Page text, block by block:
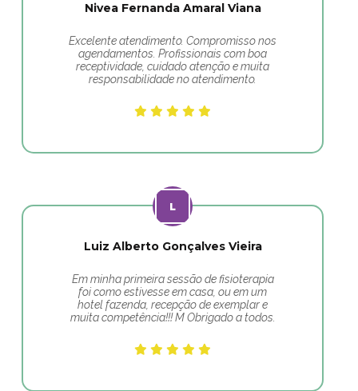
Nivea Fernanda Amaral Viana
Excelente atendimento. Compromisso nos
agendamentos. Profissionais com boa
receptividade, cuidado atenção e muita
responsabilidade no atendimento.
Luiz Alberto Gonçalves Vieira
Em minha primeira sessão de fisioterapia
foi como estivesse em casa, ou em um
hotel fazenda, recepção de exemplar e
muita competência!!! M Obrigado a todos.